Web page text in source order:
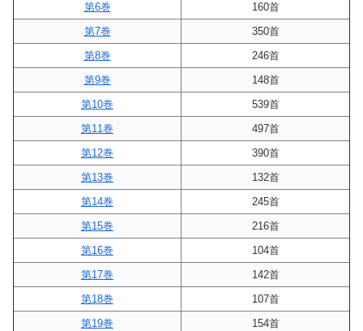
第6巻
160首
第7巻
350首
第8巻
246首
第9巻
148首
第10巻
539首
第11巻
497首
第12巻
390首
第13巻
132首
第14巻
245首
第15巻
216首
第16巻
104首
第17巻
142首
第18巻
107首
第19巻
154首